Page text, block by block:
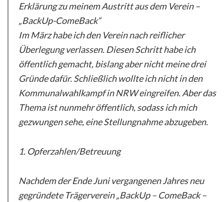
Erklärung zu meinem Austritt aus dem Verein –
„BackUp-ComeBack“
Im März habe ich den Verein nach reiflicher
Überlegung verlassen. Diesen Schritt habe ich
öffentlich gemacht, bislang aber nicht meine drei
Gründe dafür. Schließlich wollte ich nicht in den
Kommunalwahlkampf in NRW eingreifen. Aber das
Thema ist nunmehr öffentlich, sodass ich mich
gezwungen sehe, eine Stellungnahme abzugeben.
1. Opferzahlen/Betreuung
Nachdem der Ende Juni vergangenen Jahres neu
gegründete Trägerverein „BackUp – ComeBack –